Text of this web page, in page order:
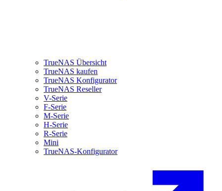
TrueNAS Übersicht
TrueNAS kaufen
TrueNAS Konfigurator
TrueNAS Reseller
V-Serie
F-Serie
M-Serie
H-Serie
R-Serie
Mini
TrueNAS-Konfigurator